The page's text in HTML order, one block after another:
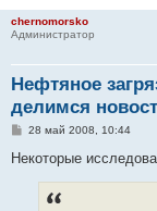
chernomorsko
Администратор
Нефтяное
делимся
С
о
28 май 2008, 10:44
Некоторые